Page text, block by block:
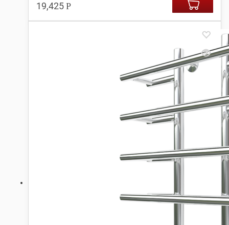
19,425 Р